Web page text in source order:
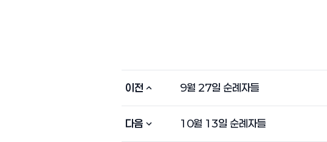
이전 9월 27일 순례자들
다음 10월 13일 순례자들